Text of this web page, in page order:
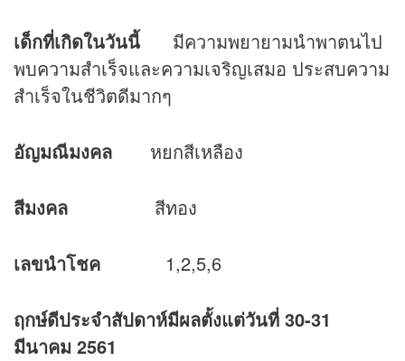
เด็กที่เกิดในวันนี้
มีความพยายามนำพาตนไป
พบความสำเร็จและความเจริญเสมอ ประสบความ
สำเร็จในชีวิตดีมากๆ
อัญมณีมงคล หยกสีเหลือง
สีมงคล สีทอง
เลขนำโชค 1,2,5,6
ฤกษ์ดีประจำสัปดาห์มีผลตั้งแต่วันที่ 30-31
มีนาคม 2561